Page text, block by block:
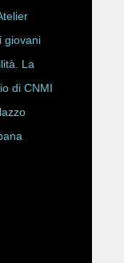
giovani
La
di CNMI